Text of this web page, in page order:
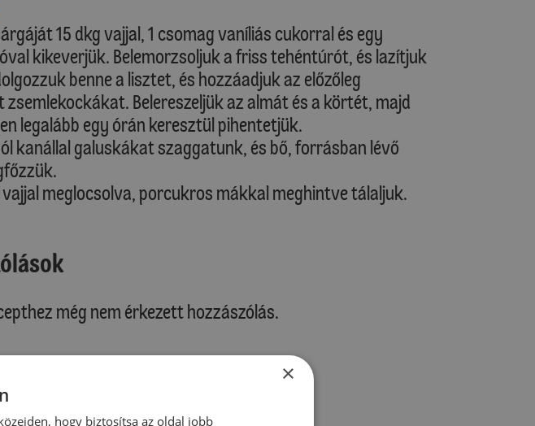
15 dkg vajjal, 1 csomag vaníliás cukorral és egy
kikeverjük. Belemorzsoljuk a friss tehéntúrót, és lazítjuk
benne a lisztet, és hozzáadjuk az előzőleg
Belereszeljük az almát és a körtét, majd
legalább egy órán keresztül pihentetjük.
kanállal galuskákat szaggatunk, és bő, forrásban lévő
meglocsolva, porcukros mákkal meghintve tálaljuk.
még nem érkezett hozzászólás.
írása
×
hogy biztosítsa az oldal jobb